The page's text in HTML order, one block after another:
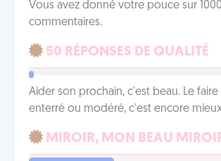
Vous avez donné votre pouce sur 1000
commentaires.
50 RÉPONSES DE QUALITÉ
Aider son prochain, c'est beau. Le faire
enterré ou modéré, c'est encore
MIROIR, MON BEAU